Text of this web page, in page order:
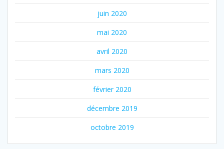
juin 2020
mai 2020
avril 2020
mars 2020
février 2020
décembre 2019
octobre 2019